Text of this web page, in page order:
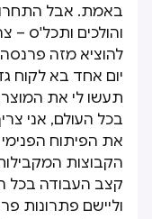
באמת. אבל
והולכים ותכל'ס
להוציא מזה
יום אחד בא לקוח
תעשו לי את
בכל העולם, אני
את הפיתוח
הקבוצות
קצב העבודה בכל
וליישם פתרונות